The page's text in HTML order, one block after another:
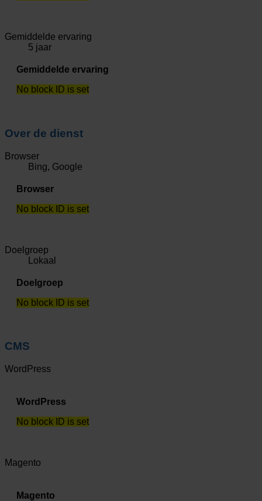
Gemiddelde ervaring
5 jaar
Gemiddelde ervaring
No block ID is set
Over de dienst
Browser
Bing, Google
Browser
No block ID is set
Doelgroep
Lokaal
Doelgroep
No block ID is set
CMS
WordPress
WordPress
No block ID is set
Magento
Magento